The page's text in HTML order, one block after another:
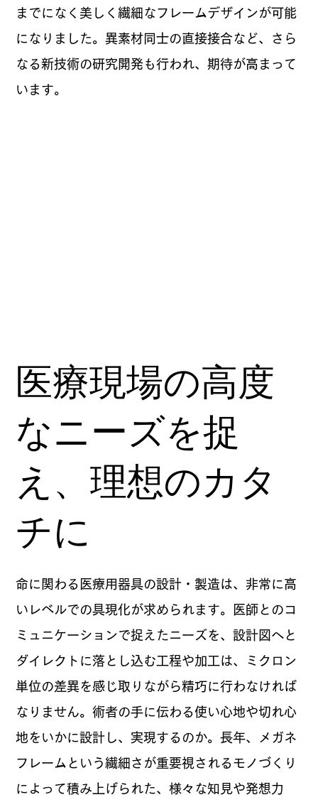
までになく美しく繊細なフレームデザインが可能
になりました。異素材同士の直接接合など、さら
なる新技術の研究開発も行われ、期待が高まって
います。
医療現場の高度
なニーズを捉
え、理想のカタ
チに
命に関わる医療用器具の設計・製造は、非常に高
いレベルでの具現化が求められます。医師とのコ
ミュニケーションで捉えたニーズを、設計図へと
ダイレクトに落とし込む工程や加工は、ミクロン
単位の差異を感じ取りながら精巧に行わなければ
なりません。術者の手に伝わる使い心地や切れ心
地をいかに設計し、実現するのか。長年、メガネ
フレームという繊細さが重要視されるモノづくり
によって積み上げられた、様々な知見や発想力